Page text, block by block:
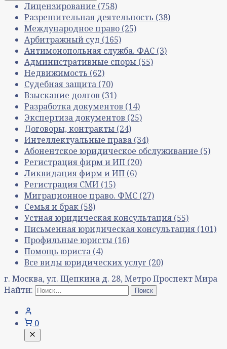
Лицензирование (758)
Разрешительная деятельность (38)
Международное право (25)
Арбитражный суд (165)
Антимонопольная служба. ФАС (3)
Административные споры (55)
Недвижимость (62)
Судебная защита (70)
Взыскание долгов (31)
Разработка документов (14)
Экспертиза документов (25)
Договоры, контракты (24)
Интеллектуальные права (34)
Абонентское юридическое обслуживание (5)
Регистрация фирм и ИП (20)
Ликвидация фирм и ИП (6)
Регистрация СМИ (15)
Миграционное право. ФМС (27)
Семья и брак (58)
Устная юридическая консультация (55)
Письменная юридическая консультация (101)
Профильные юристы (16)
Помощь юриста (4)
Все виды юридических услуг (20)
г. Москва, ул. Щепкина д. 28, Метро Проспект Мира
Найти:
0